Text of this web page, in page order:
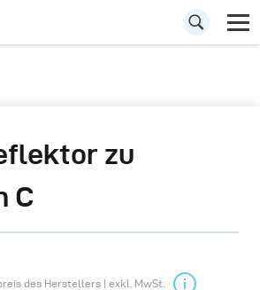
zu
C
des Herstellers | exkl. MwSt.